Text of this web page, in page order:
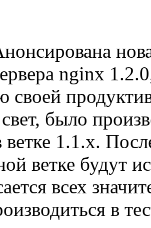
nginx
своей
было
ветке 1.1.х.
ветке будут
всех
в